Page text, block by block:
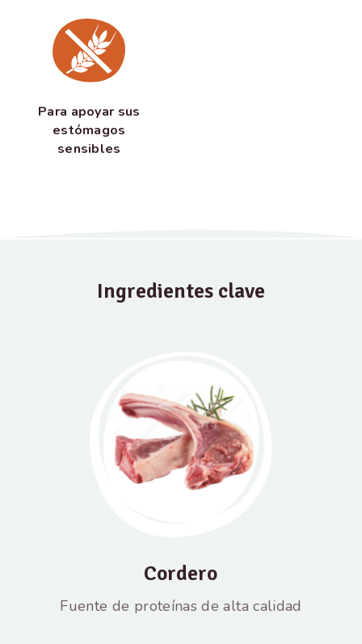
Para apoyar sus
estómagos
sensibles
Ingredientes clave
Cordero
Fuente de proteínas de alta calidad